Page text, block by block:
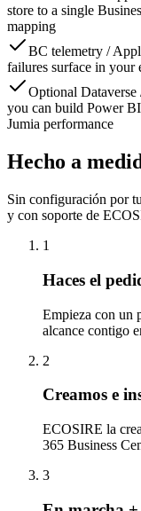
store to a single
mapping
BC telemetry /
failures surface in
Optional Dataverse
you can build Power
Jumia performance
Hecho a
Sin configuración por
y con soporte de
1
Haces el
Empieza con un
alcance contigo
2
Creamos e
ECOSIRE la
365 Business
3